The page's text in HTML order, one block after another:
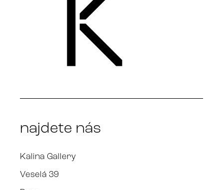
najdete nás
Kalina Gallery
Veselá 39